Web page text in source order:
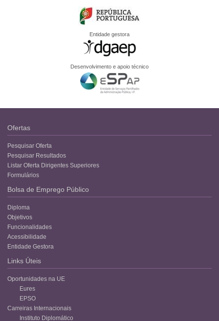
Entidade gestora
Desenvolvimento e apoio técnico
Ofertas
Pesquisar Oferta
Pesquisar Resultados
Listar Oferta Dirigentes Superiores
Formulários
Bolsa de Emprego Público
Diploma
Objetivos
Funcionalidades
Acessibilidade
Entidade Gestora
Links Úteis
Oportunidades na UE
Eures
EPSO
Carreiras Internacionais
Instituto Diplomático